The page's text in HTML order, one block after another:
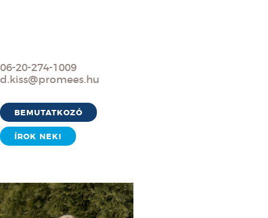
06-20-274-1009
d.kiss@promees.hu
BEMUTATKOZÓ
ÍROK NEKI